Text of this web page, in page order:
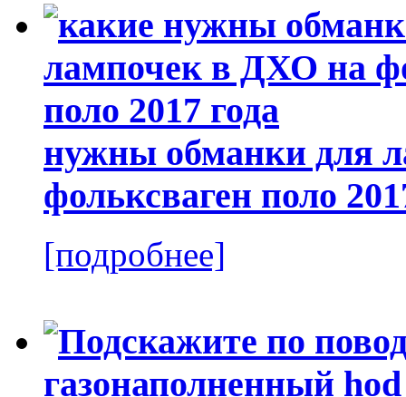
нужны обманки для
фольксваген поло
[подробнее]